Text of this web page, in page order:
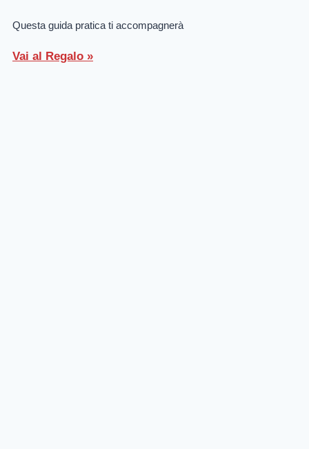
Questa guida pratica ti accompagnerà
Vai al Regalo »